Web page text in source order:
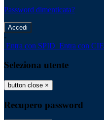
Password dimenticata?
-
Entra con SPID Entra con CIE
Seleziona utente
button close ×
Recupero password